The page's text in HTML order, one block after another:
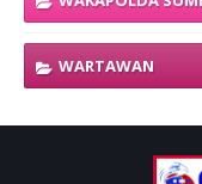
WARTAWAN